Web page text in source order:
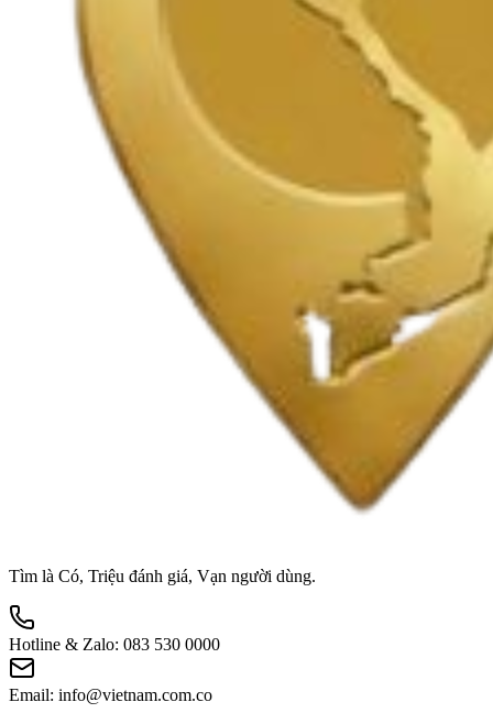
Tìm là Có, Triệu đánh giá, Vạn người dùng.
Hotline & Zalo: 083 530 0000
Email: info@vietnam.com.co